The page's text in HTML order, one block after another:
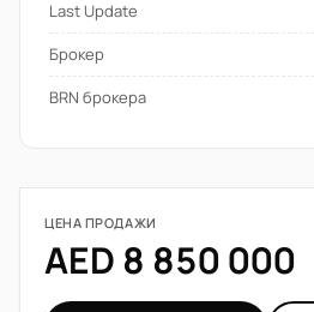
Last Update
Брокер
BRN брокера
ЦЕНА ПРОДАЖИ
AED 8 850 000